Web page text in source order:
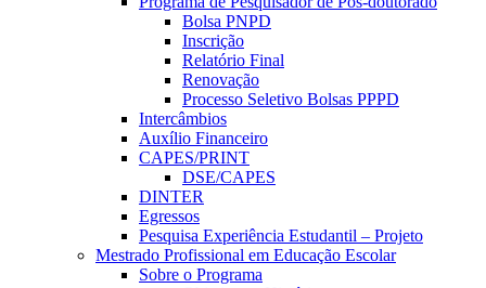
Bolsa PNPD
Inscrição
Relatório Final
Renovação
Processo Seletivo Bolsas PPPD
Intercâmbios
Auxílio Financeiro
CAPES/PRINT
DSE/CAPES
DINTER
Egressos
Pesquisa Experiência Estudantil – Projeto
Mestrado Profissional em Educação Escolar
Sobre o Programa